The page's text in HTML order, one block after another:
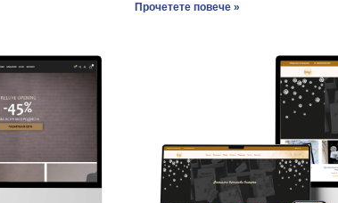
Прочетете повече »